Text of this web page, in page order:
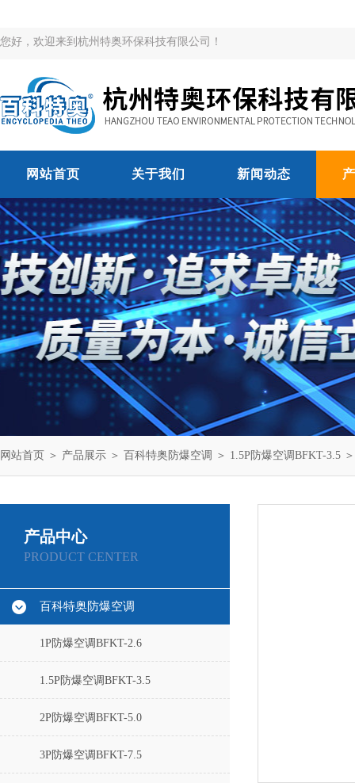
您好，欢迎来到杭州特奥环保科技有限公司！
网站首页 关于我们 新闻动态
网站首页 ＞ 产品展示 ＞ 百科特奥防爆空调 ＞ 1.5P防爆空调BFKT-3.5
产品中心
PRODUCT CENTER
百科特奥防爆空调
1P防爆空调BFKT-2.6
1.5P防爆空调BFKT-3.5
2P防爆空调BFKT-5.0
3P防爆空调BFKT-7.5